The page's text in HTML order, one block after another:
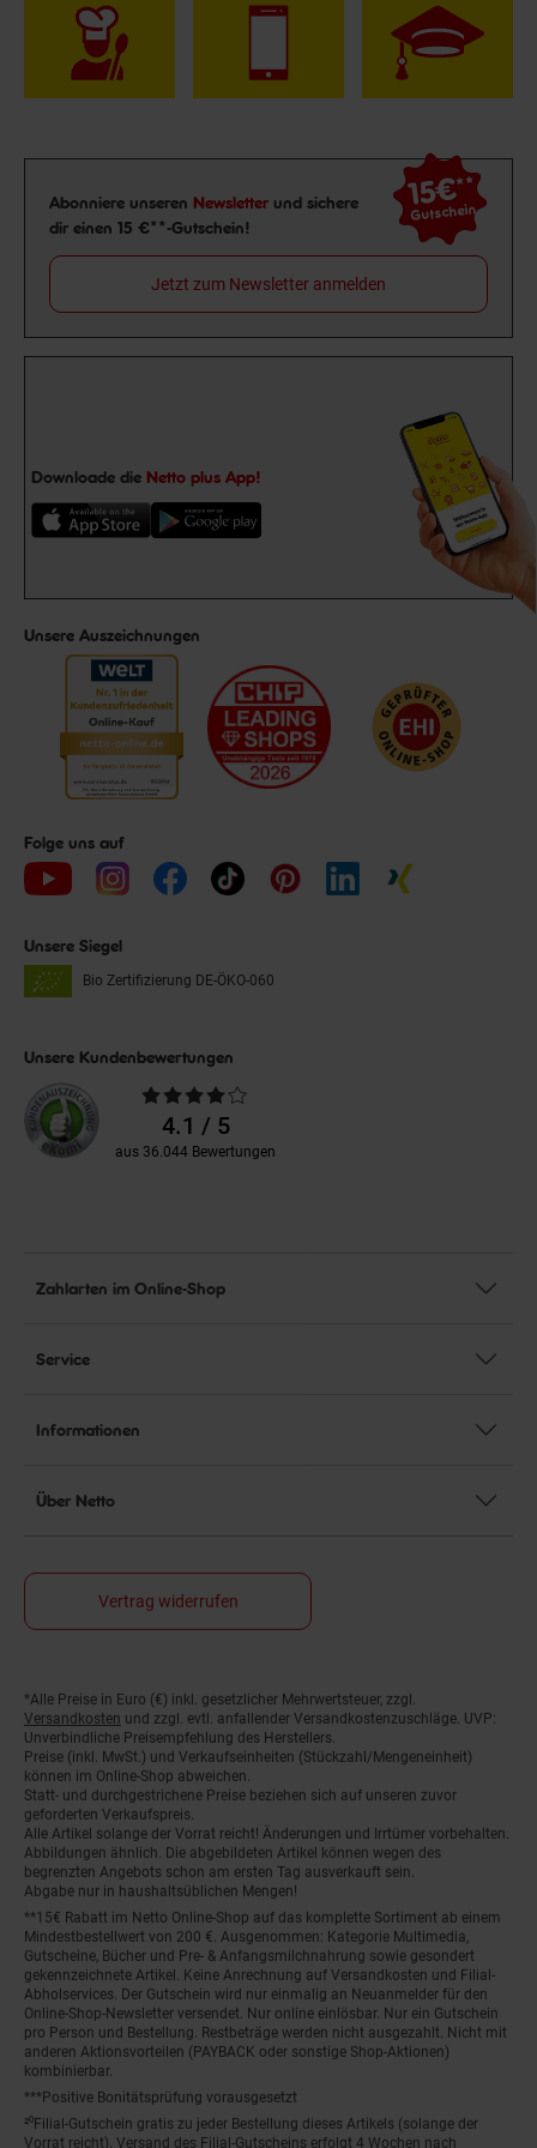
Newsletter Anmeldung
Abonniere unseren Newsletter und sichere
dir einen 15 €**-Gutschein!
15€**
Gutschein
Jetzt zum Newsletter anmelden
Downloade die Netto plus App!
Unsere Auszeichnungen
Folge uns auf
Unsere Siegel
Bio Zertifizierung DE-ÖKO-060
Unsere Kundenbewertungen
Durchschnittliche
Bewertungen4.1 / 5
aus 36.044 Bewertungen
Zahlarten im Online-Shop
Service
Informationen
Über Netto
Vertrag widerrufen
Fußnoten
*Alle Preise in Euro (€) inkl. gesetzlicher Mehrwertsteuer, zzgl.
Versandkosten und zzgl. evtl. anfallender Versandkostenzuschläge. UVP:
Unverbindliche Preisempfehlung des Herstellers.
Preise (inkl. MwSt.) und Verkaufseinheiten (Stückzahl/Mengeneinheit)
können im Online-Shop abweichen.
Statt- und durchgestrichene Preise beziehen sich auf unseren zuvor
geforderten Verkaufspreis.
Alle Artikel solange der Vorrat reicht! Änderungen und Irrtümer vorbehalten.
Abbildungen ähnlich. Die abgebildeten Artikel können wegen des
begrenzten Angebots schon am ersten Tag ausverkauft sein.
Abgabe nur in haushaltsüblichen Mengen!
**15€ Rabatt im Netto Online-Shop auf das komplette Sortiment ab einem
Mindestbestellwert von 200 €. Ausgenommen: Kategorie Multimedia,
Gutscheine, Bücher und Pre- & Anfangsmilchnahrung sowie gesondert
gekennzeichnete Artikel. Keine Anrechnung auf Versandkosten und Filial-
Abholservices. Der Gutschein wird nur einmalig an Neuanmelder für den
Online-Shop-Newsletter versendet. Nur online einlösbar. Nur ein Gutschein
pro Person und Bestellung. Restbeträge werden nicht ausgezahlt. Nicht mit
anderen Aktionsvorteilen (PAYBACK oder sonstige Shop-Aktionen)
kombinierbar.
***Positive Bonitätsprüfung vorausgesetzt
²⁰Filial-Gutschein gratis zu jeder Bestellung dieses Artikels (solange der
Vorrat reicht). Versand des Filial-Gutscheins erfolgt 4 Wochen nach